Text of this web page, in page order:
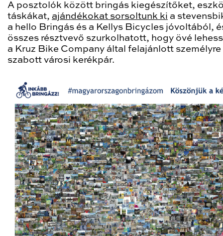
A posztolók között bringás kiegészítőket,
táskákat, ajándékokat sorsoltunk ki a
a hello Bringás és a Kellys Bicycles jóvoltából,
összes résztvevő szurkolhatott, hogy övé
a Kruz Bike Company által felajánlott személyre
szabott városi kerékpár.